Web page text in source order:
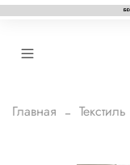
Главная Текстиль